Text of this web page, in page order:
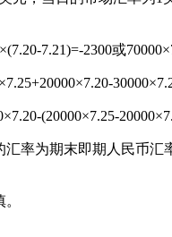
7.21)=-2300或
(20000×7.25-
为期末即期人民币汇